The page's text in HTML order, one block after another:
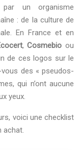
un organisme
: de la culture de
En France et en
,Cosmebio ou
de ces logos sur le
des « pseudos-
qui n’ont aucune
yeux.
voici une checklist
achat.